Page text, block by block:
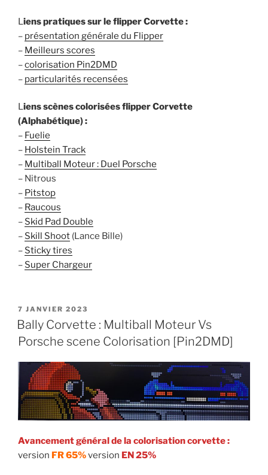
Liens pratiques sur le flipper Corvette :
– présentation générale du Flipper
– Meilleurs scores
–colorisation Pin2DMD
– particularités recensées
Liens scènes colorisées flipper Corvette
(Alphabétique) :
– Fuelie
– Holstein Track
– Multiball Moteur : Duel Porsche
– Nitrous
– Pitstop
– Raucous
– Skid Pad Double
– Skill Shoot (Lance Bille)
– Sticky tires
– Super Chargeur
PUBLIÉ
LE
7 JANVIER 2023
Bally Corvette : Multiball Moteur Vs
Porsche scene Colorisation [Pin2DMD]
Avancement général de la colorisation corvette :
version FR 65%version EN 25%